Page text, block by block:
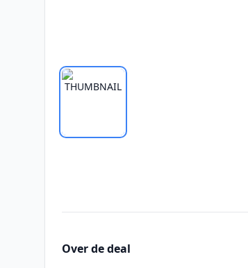
Over de deal